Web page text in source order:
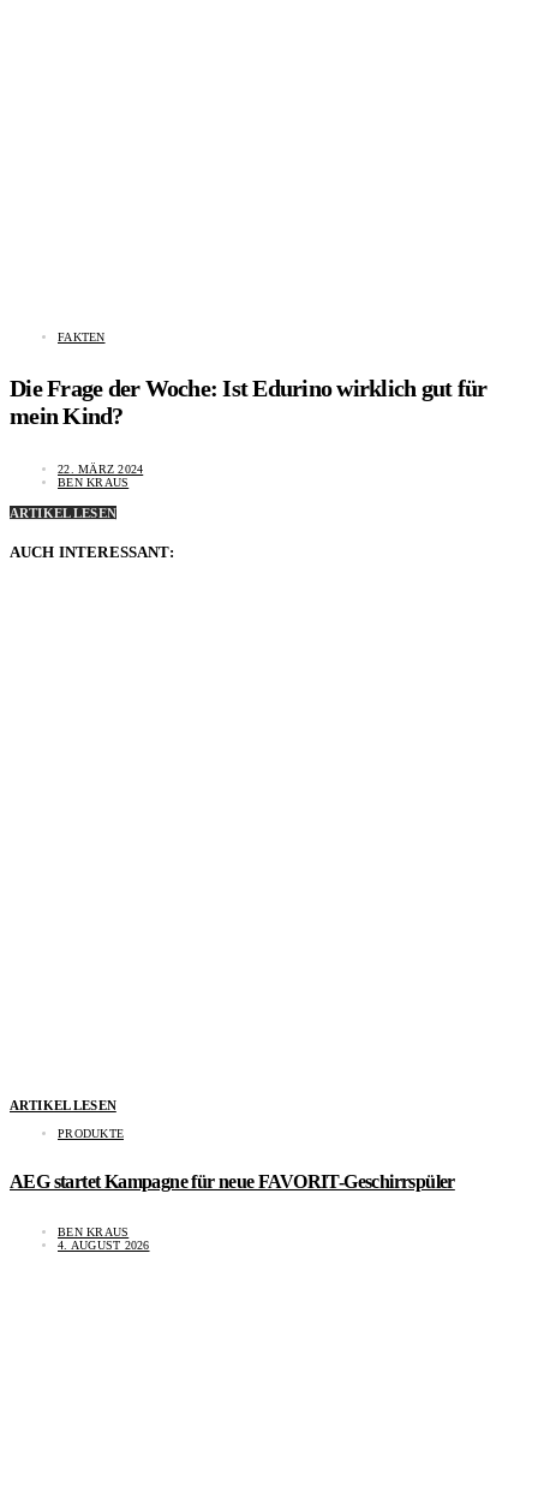
FAKTEN
Die Frage der Woche: Ist Edurino wirklich gut für
mein Kind?
22. MÄRZ 2024
BEN KRAUS
ARTIKEL LESEN
AUCH INTERESSANT:
ARTIKEL LESEN
PRODUKTE
AEG startet Kampagne für neue FAVORIT-Geschirrspüler
BEN KRAUS
4. AUGUST 2026